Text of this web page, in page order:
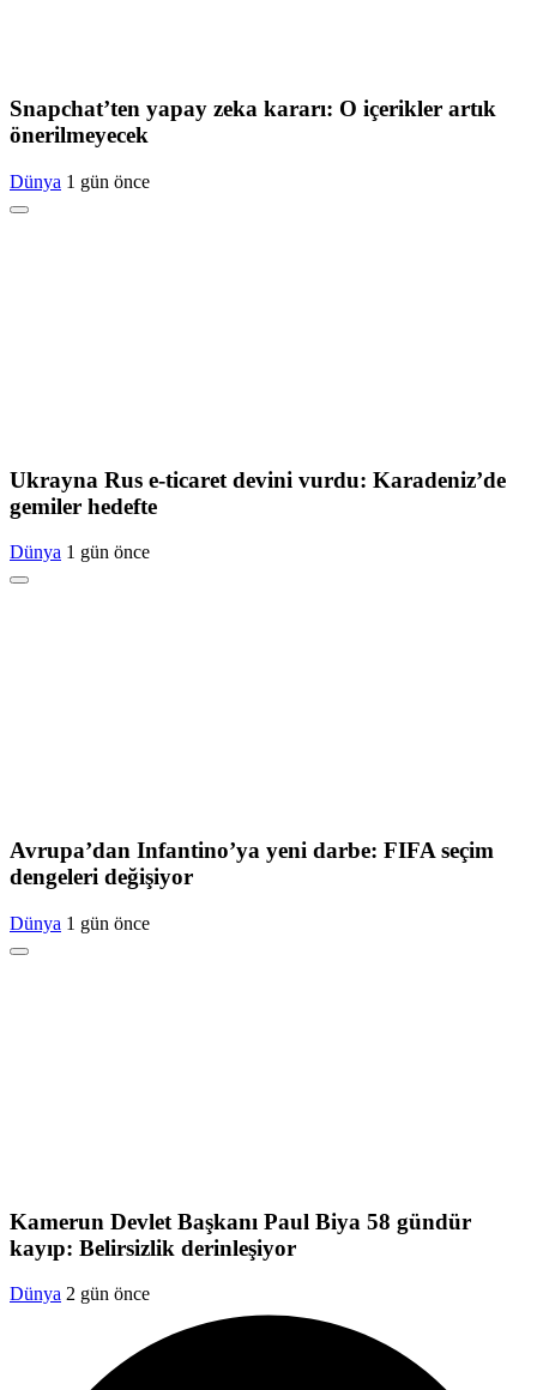
Snapchat’ten yapay zeka kararı: O içerikler artık
önerilmeyecek
Dünya 1 gün önce
Ukrayna Rus e-ticaret devini vurdu: Karadeniz’de
gemiler hedefte
Dünya 1 gün önce
Avrupa’dan Infantino’ya yeni darbe: FIFA seçim
dengeleri değişiyor
Dünya 1 gün önce
Kamerun Devlet Başkanı Paul Biya 58 gündür
kayıp: Belirsizlik derinleşiyor
Dünya 2 gün önce